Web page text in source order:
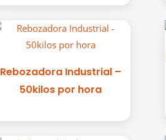
Rebozadora Industrial –
50kilos por hora